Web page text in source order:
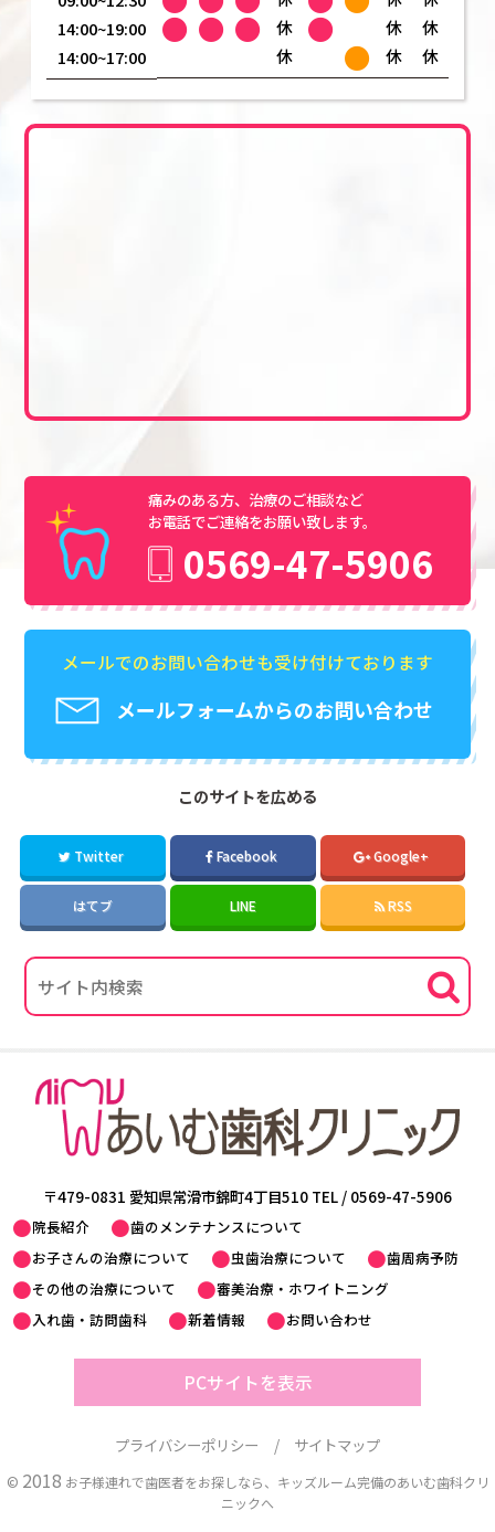
14:00~19:00
● ● ● 休 ● 休
休
14:00~17:00
休 ● 休 休
痛みのある方、治療のご相談など
お電話でご連絡をお願い致します。
0569-47-5906
メールでのお問い合わせも受け付けております
メールフォームからのお問い合わせ
このサイトを広める
Twitter Facebook Google+
はてブ LINE RSS
〒479-0831 愛知県常滑市錦町4丁目510 TEL / 0569-47-5906
院長紹介
歯のメンテナンスについて
お子さんの治療について
虫歯治療について
歯周病予防
その他の治療について
審美治療・ホワイトニング
入れ歯・訪問歯科
新着情報 お問い合わせ
PCサイトを表示
プライバシーポリシー サイトマップ
© 2018 お子様連れで歯医者をお探しなら、キッズルーム完備のあいむ歯科クリ
ニックへ